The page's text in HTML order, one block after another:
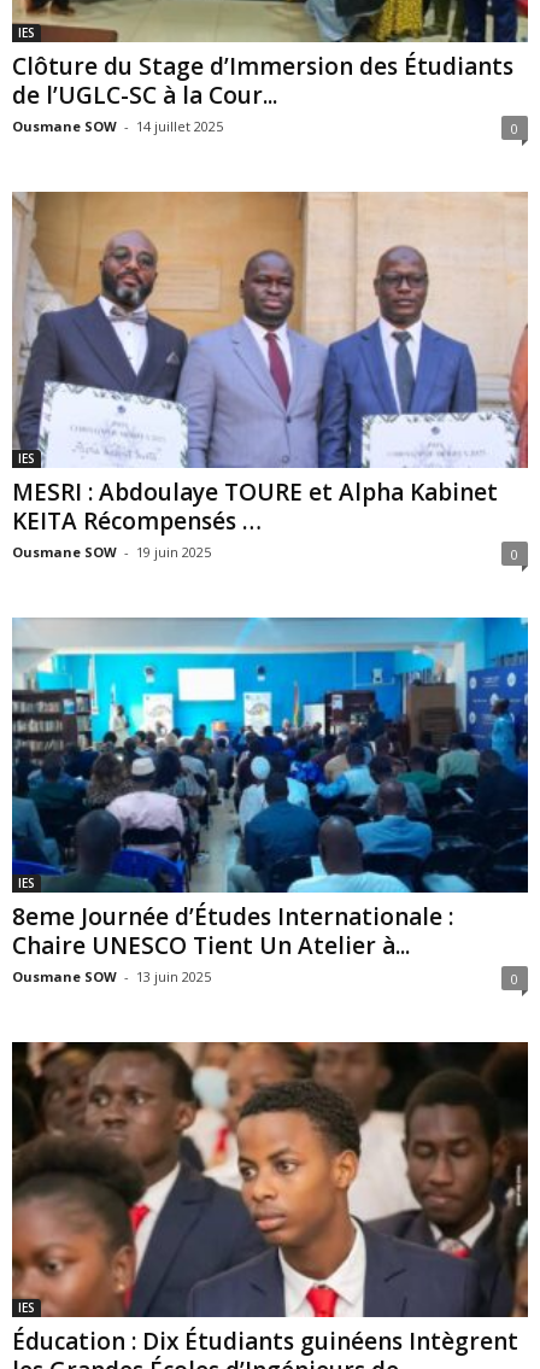
IES
Clôture du Stage d’Immersion des Étudiants
de l’UGLC-SC à la Cour...
Ousmane SOW - 14 juillet 2025 0
IES
MESRI : Abdoulaye TOURE et Alpha Kabinet
KEITA Récompensés …
Ousmane SOW - 19 juin 2025 0
IES
8eme Journée d’Études Internationale :
Chaire UNESCO Tient Un Atelier à...
Ousmane SOW - 13 juin 2025 0
IES
Éducation : Dix Étudiants guinéens Intègrent